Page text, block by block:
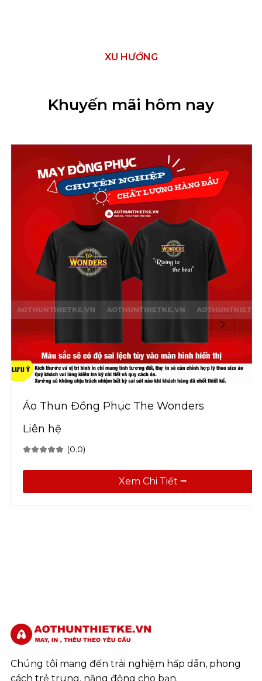
XU HƯỚNG
Khuyến mãi hôm nay
Áo Thun Đồng Phục The Wonders
Liên hệ
(0.0)
Xem Chi Tiết ⭢
Chúng tôi mang đến trải nghiệm hấp dẫn, phong
cách trẻ trung, năng động cho bạn.